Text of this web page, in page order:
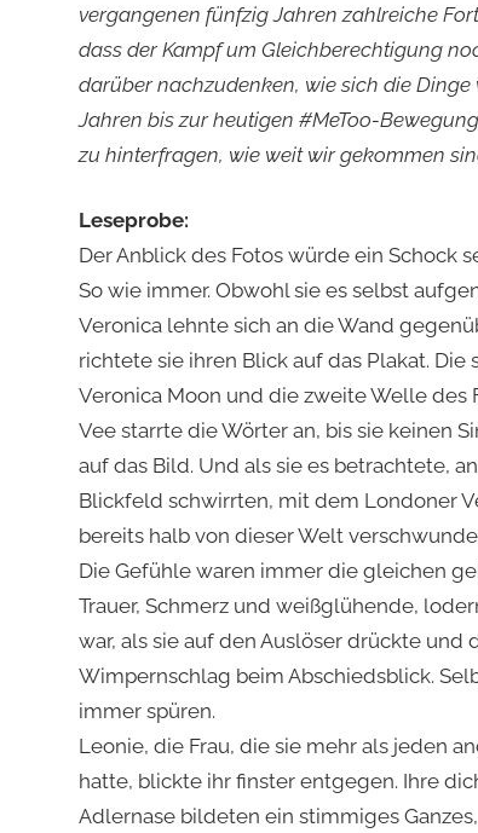
vergangenen fünfzig Jahren zahlreiche
dass der Kampf um Gleichberechtigung
darüber nachzudenken, wie sich die
Jahren bis zur heutigen #MeToo-
zu hinterfragen, wie weit wir gekommen
Leseprobe:
Der Anblick des Fotos würde ein Schock
So wie immer. Obwohl sie es selbst
Veronica lehnte sich an die Wand
richtete sie ihren Blick auf das Plakat.
Veronica Moon und die zweite Welle des
Vee starrte die Wörter an, bis sie keinen
auf das Bild. Und als sie es betrachtete,
Blickfeld schwirrten, mit dem Londoner
bereits halb von dieser Welt
Die Gefühle waren immer die gleichen
Trauer, Schmerz und weißglühende,
war, als sie auf den Auslöser drückte und
Wimpernschlag beim Abschiedsblick.
immer spüren.
Leonie, die Frau, die sie mehr als jeden
hatte, blickte ihr finster entgegen. Ihre
Adlernase bildeten ein stimmiges